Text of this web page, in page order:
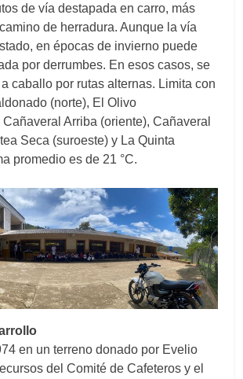
de vía destapada en carro, más
de herradura. Aunque la vía
en épocas de invierno puede
por derrumbes. En esos casos, se
caballo por rutas alternas. Limita con
(norte), El Olivo
Arriba (oriente), Cañaveral
Seca (suroeste) y La Quinta
promedio es de 21 °C.
en un terreno donado por Evelio
del Comité de Cafeteros y el